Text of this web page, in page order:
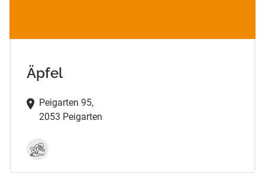
Äpfel
Peigarten 95,
2053 Peigarten